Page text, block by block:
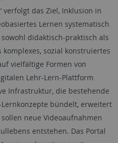
verfolgt das Ziel, Inklusion in
Lernen systematisch
didaktisch-praktisch als
sozial konstruiertes
vielfältige Formen von
Lehr-Lern-Plattform
Infrastruktur, die bestehende
bündelt, erweitert
neue Videoaufnahmen
entstehen. Das Portal